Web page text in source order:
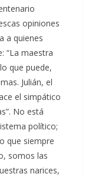
opiniones
a quienes
“La maestra
que puede,
Julián, el
el simpático
No está
político;
que siempre
somos las
narices,